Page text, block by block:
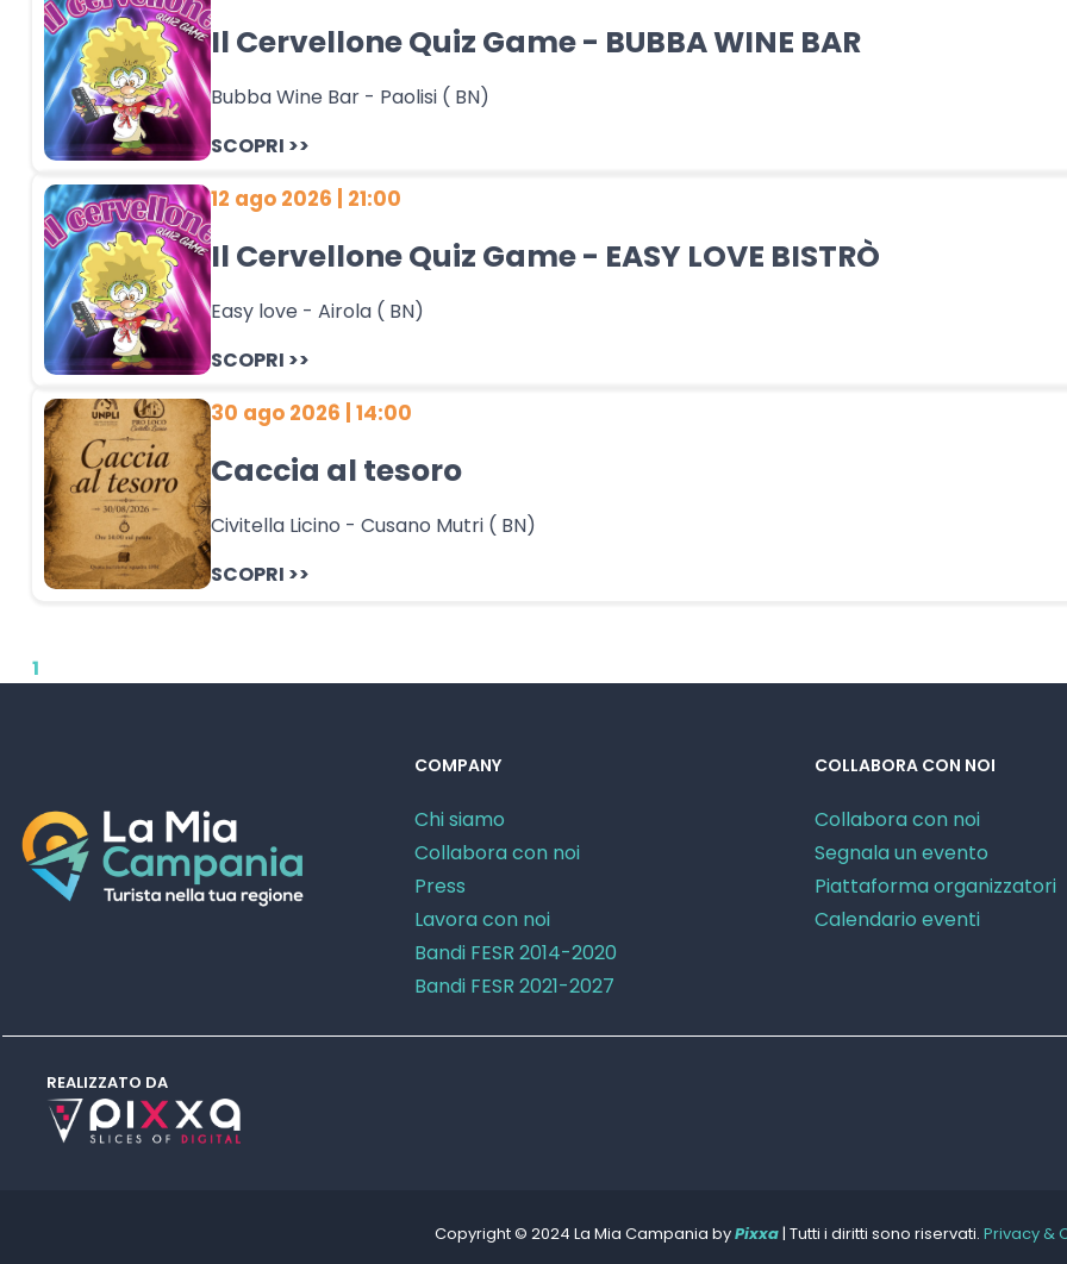
Il Cervellone Quiz Game - BUBBA WINE BAR
Bubba Wine Bar - Paolisi ( BN)
SCOPRI >>
12 ago 2026 | 21:00
Il Cervellone Quiz Game - EASY LOVE BISTRÒ
Easy love - Airola ( BN)
SCOPRI >>
30 ago 2026 | 14:00
Caccia al tesoro
Civitella Licino - Cusano Mutri ( BN)
SCOPRI >>
1
COMPANY
Chi siamo
Collabora con noi
Press
Lavora con noi
Bandi FESR 2014-2020
Bandi FESR 2021-2027
COLLABORA CON NOI
Collabora con noi
Segnala un evento
Piattaforma organizzatori
Calendario eventi
REALIZZATO DA
Copyright © 2024 La Mia Campania byPixxa| Tutti i diritti sono riservati. Privacy &